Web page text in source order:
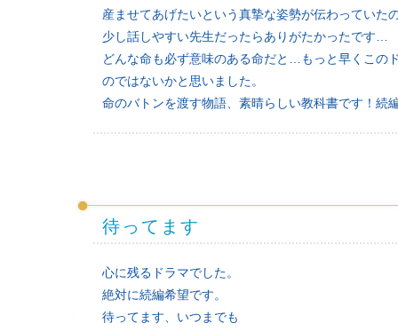
産ませてあげたいという真摯な姿勢が伝わっていた
少し話しやすい先生だったらありがたかったです…
どんな命も必ず意味のある命だと…もっと早くこの
のではないかと思いました。
命のバトンを渡す物語、素晴らしい教科書です！続
待ってます
心に残るドラマでした。
絶対に続編希望です。
待ってます、いつまでも